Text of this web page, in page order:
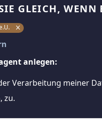
GLEICH,
anlegen:
Verarbeitung meiner
zu.